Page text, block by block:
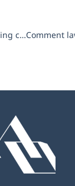
Quel produit de detailing choisir : nos conseils